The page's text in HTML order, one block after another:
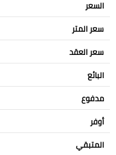
السعر
سعر المتر
سعر العقد
البائع
مدفوع
أوفر
المتبقي